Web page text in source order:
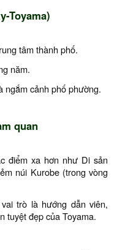
Toyama)
tâm thành phố.
năm.
ngắm cảnh phố phường.
quan
điểm xa hơn như Di sản
núi Kurobe (trong vòng
trò là hướng dẫn viên,
tuyệt đẹp của Toyama.